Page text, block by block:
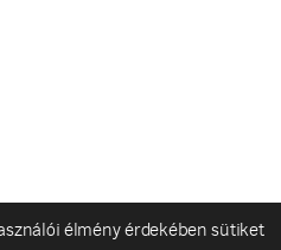
élmény érdekében sütiket